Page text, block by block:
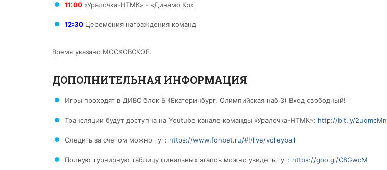
11:00 «Уралочка-НТМК» - «Динамо Кр»
12:30 Церемония награждения команд
Время указано МОСКОВСКОЕ.
ДОПОЛНИТЕЛЬНАЯ ИНФОРМАЦИЯ
Игры проходят в ДИВС блок Б (Екатеринбург, Олимпийская наб 3) Вход свободный!
Трансляции будут доступна на Youtube канале команды «Уралочка-НТМК»: http://bit.ly/2uqmcMn
Следить за счетом можно тут: https://www.fonbet.ru/#!/live/volleyball
Полную турнирную таблицу финальных этапов можно увидеть тут: https://goo.gl/C8GwcM